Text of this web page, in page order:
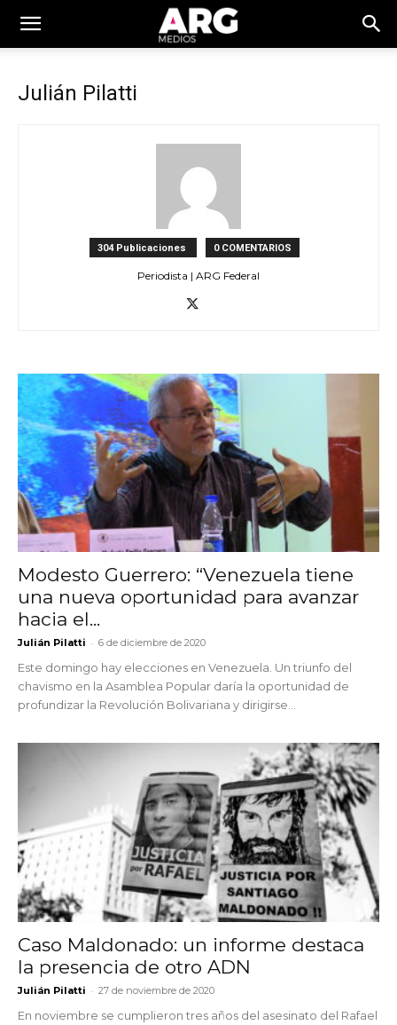
Julián Pilatti
304 Publicaciones 0 COMENTARIOS
Periodista | ARG Federal
Modesto Guerrero: “Venezuela tiene
una nueva oportunidad para avanzar
hacia el...
Julián Pilatti - 6 de diciembre de 2020
Este domingo hay elecciones en Venezuela. Un triunfo del
chavismo en la Asamblea Popular daría la oportunidad de
profundizar la Revolución Bolivariana y dirigirse...
Caso Maldonado: un informe destaca
la presencia de otro ADN
Julián Pilatti - 27 de noviembre de 2020
En noviembre se cumplieron tres años del asesinato del Rafael